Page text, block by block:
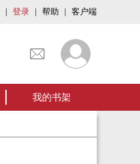
登录 帮助 客户端
我的书架